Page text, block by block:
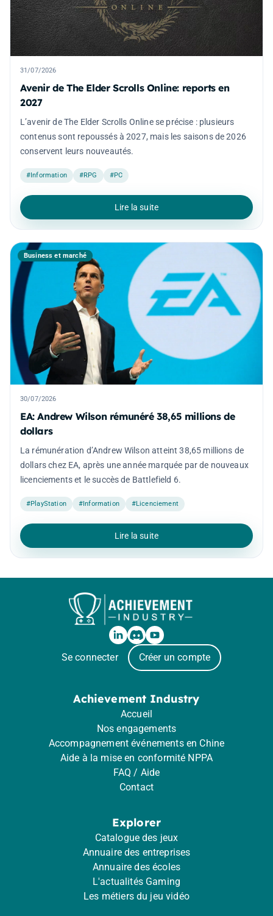
31/07/2026
Avenir de The Elder Scrolls Online: reports en
2027
L’avenir de The Elder Scrolls Online se précise : plusieurs
contenus sont repoussés à 2027, mais les saisons de 2026
conservent leurs nouveautés.
#Information #RPG #PC
Lire la suite
Business et marché
30/07/2026
EA: Andrew Wilson rémunéré 38,65 millions de
dollars
La rémunération d’Andrew Wilson atteint 38,65 millions de
dollars chez EA, après une année marquée par de nouveaux
licenciements et le succès de Battlefield 6.
#PlayStation #Information #Licenciement
Lire la suite
Se connecter Créer un compte
Achievement Industry
Accueil
Nos engagements
Accompagnement événements en Chine
Aide à la mise en conformité NPPA
FAQ / Aide
Contact
Explorer
Catalogue des jeux
Annuaire des entreprises
Annuaire des écoles
L'actualités Gaming
Les métiers du jeu vidéo